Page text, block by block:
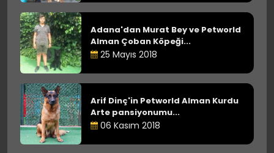
Adana'dan Murat Bey ve Petworld
Alman Çoban Köpeği...
25 Mayıs 2018
Arif Dinç'in Petworld Alman Kurdu
Arte pansiyonumu...
06 Kasım 2018